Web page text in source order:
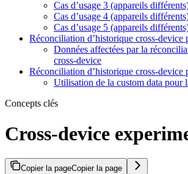
Cas d’usage 3 (appareils
Cas d’usage 4 (appareils
Cas d’usage 5 (appareils
Réconciliation d’historique cross-device
Données affectées par la
cross-device
Réconciliation d’historique cross-device
Utilisation de la custom data pour
Concepts clés
Cross-device
Copier la pageCopier la page